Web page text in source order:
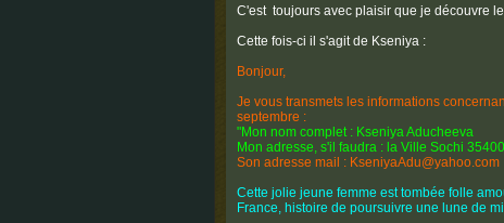
C'est toujours avec plaisir que je découvre
Cette fois-ci il s'agit de Kseniya :
Bonjour,
Je vous transmets les informations
septembre :
"Mon nom complet : Kseniya Aducheeva
Mon adresse, s'il faudra : la Ville Sochi
Son adresse mail : KseniyaAdu@yahoo.com
Cette jolie jeune femme est tombée folle
France, histoire de poursuivre une lune de